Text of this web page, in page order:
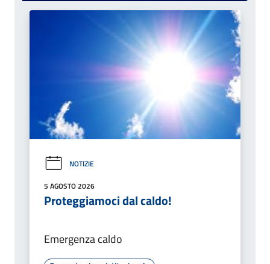
NOTIZIE
5 AGOSTO 2026
Proteggiamoci dal caldo!
Emergenza caldo